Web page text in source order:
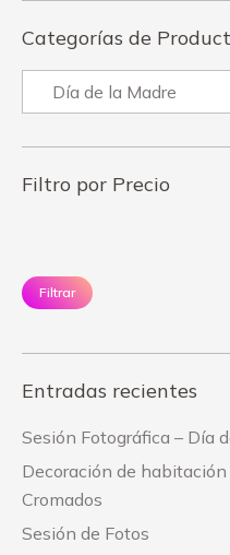
Categorías de
Filtro por Precio
Filtrar
Entradas recientes
Sesión Fotográfica – Día
Decoración de
Cromados
Sesión de Fotos